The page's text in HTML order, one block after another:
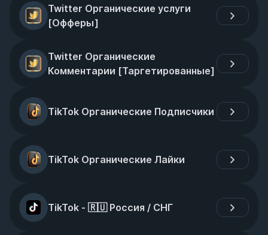
Twitter Органические услуги
[Офферы]
Twitter Органические
Комментарии [Таргетированные]
TikTok Органические Подписчики
TikTok Органические Лайки
TikTok - 🇷🇺 Россия / СНГ